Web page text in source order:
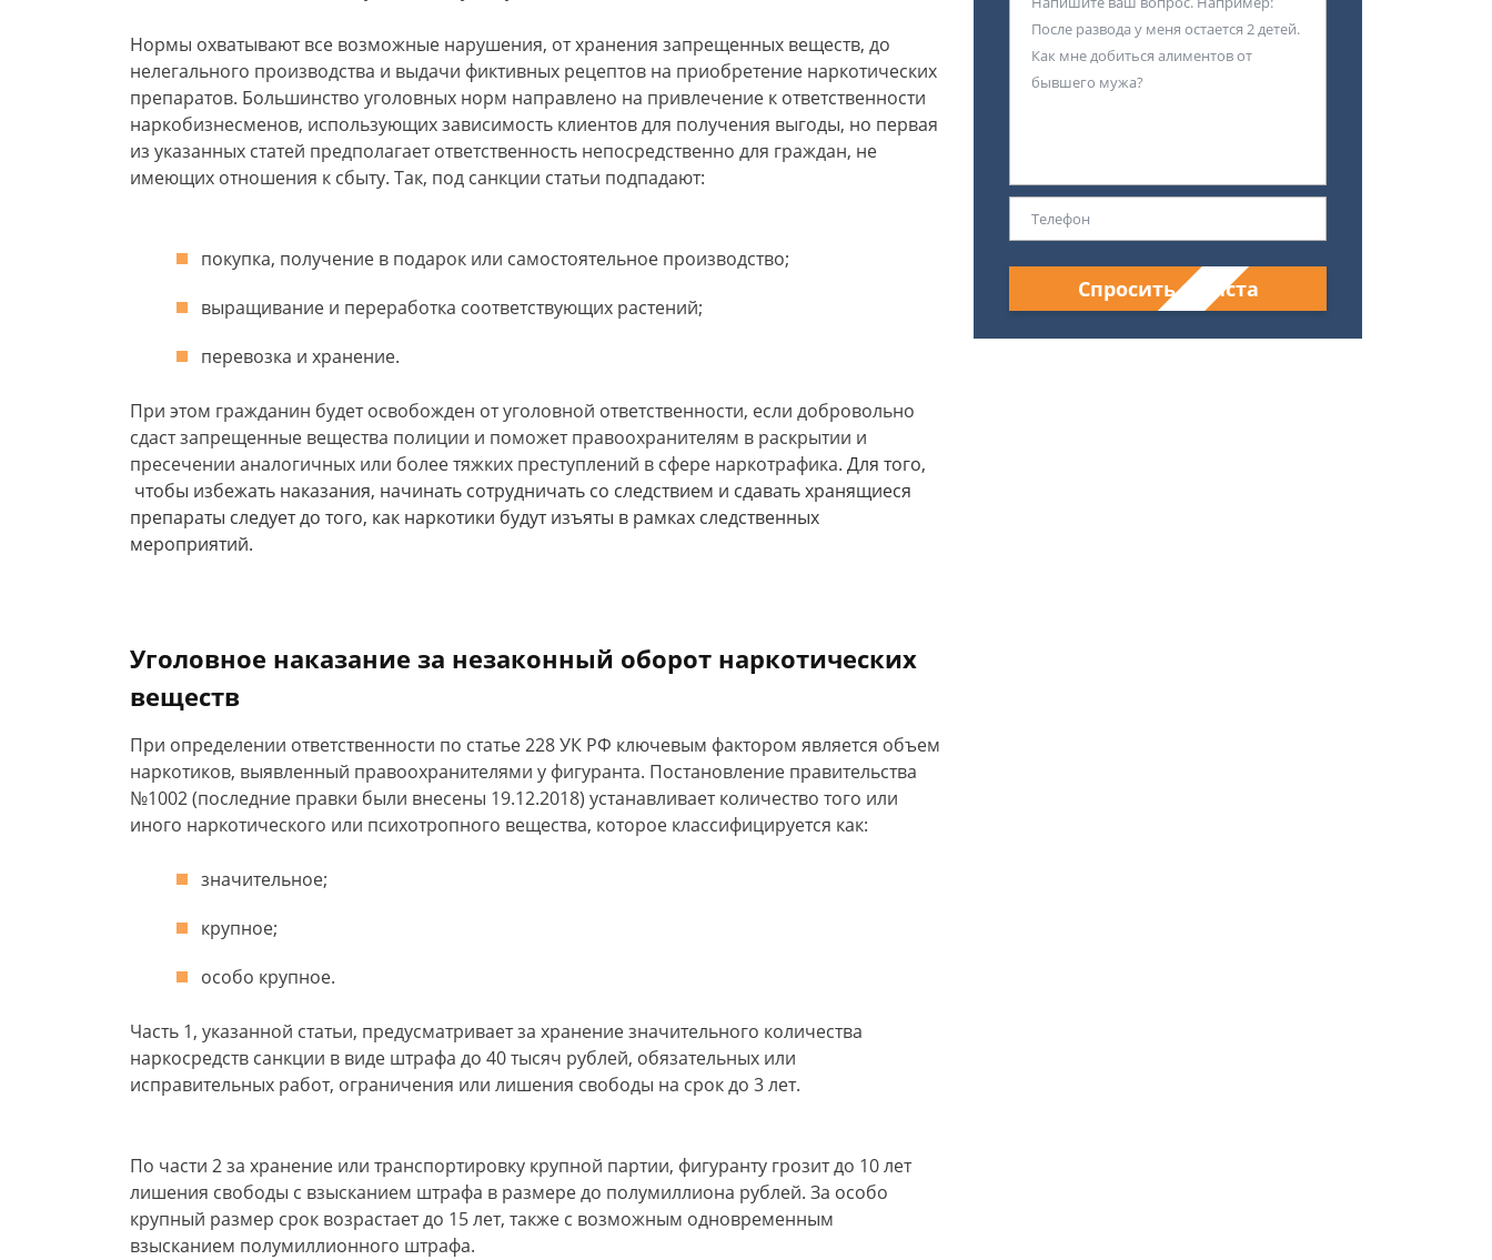
Нормы охватывают все возможные нарушения, от хранения запрещенных веществ, до
нелегального производства и выдачи фиктивных рецептов на приобретение наркотических
препаратов. Большинство уголовных норм направлено на привлечение к ответственности
наркобизнесменов, использующих зависимость клиентов для получения выгоды, но первая
из указанных статей предполагает ответственность непосредственно для граждан, не
имеющих отношения к сбыту. Так, под санкции статьи подпадают:
покупка, получение в подарок или самостоятельное производство;
выращивание и переработка соответствующих растений;
перевозка и хранение.
При этом гражданин будет освобожден от уголовной ответственности, если добровольно
сдаст запрещенные вещества полиции и поможет правоохранителям в раскрытии и
пресечении аналогичных или более тяжких преступлений в сфере наркотрафика. Для того,
чтобы избежать наказания, начинать сотрудничать со следствием и сдавать хранящиеся
препараты следует до того, как наркотики будут изъяты в рамках следственных
мероприятий.
Уголовное наказание за незаконный оборот наркотических
веществ
При определении ответственности по статье 228 УК РФ ключевым фактором является объем
наркотиков, выявленный правоохранителями у фигуранта. Постановление правительства
№1002 (последние правки были внесены 19.12.2018) устанавливает количество того или
иного наркотического или психотропного вещества, которое классифицируется как:
значительное;
крупное;
особо крупное.
Часть 1, указанной статьи, предусматривает за хранение значительного количества
наркосредств санкции в виде штрафа до 40 тысяч рублей, обязательных или
исправительных работ, ограничения или лишения свободы на срок до 3 лет.
По части 2 за хранение или транспортировку крупной партии, фигуранту грозит до 10 лет
лишения свободы с взысканием штрафа в размере до полумиллиона рублей. За особо
крупный размер срок возрастает до 15 лет, также с возможным одновременным
взысканием полумиллионного штрафа.
Спросить юриста